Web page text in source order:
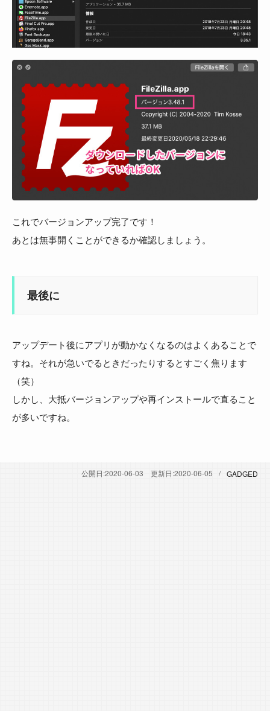
これでバージョンアップ完了です！
あとは無事開くことができるか確認しましょう。
最後に
アップデート後にアプリが動かなくなるのはよくあることで
すね。それが急いでるときだったりするとすごく焦ります
（笑）
しかし、大抵バージョンアップや再インストールで直ること
が多いですね。
公開日:2020-06-03 更新日:2020-06-05 GADGED